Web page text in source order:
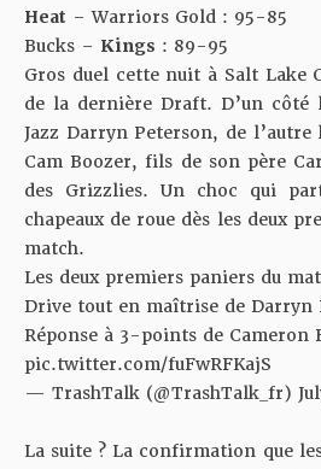
Heat – Warriors Gold : 95-85
Bucks – Kings : 89-95
Gros duel cette nuit à Salt Lake
de la dernière Draft. D’un côté
Jazz Darryn Peterson, de
Cam Boozer, fils de son père
des Grizzlies. Un choc qui
chapeaux de roue dès les deux
match.
Les deux premiers paniers du
Drive tout en maîtrise de Darryn
Réponse à 3-points de Cameron
pic.twitter.com/fuFwRFKajS
— TrashTalk (@TrashTalk_fr)
La suite ? La confirmation que